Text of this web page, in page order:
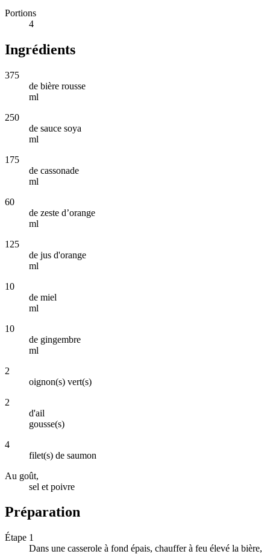
Portions
4
Ingrédients
375
de bière rousse
ml
250
de sauce soya
ml
175
de cassonade
ml
60
de zeste d’orange
ml
125
de jus d'orange
ml
10
de miel
ml
10
de gingembre
ml
2
oignon(s) vert(s)
2
d'ail
gousse(s)
4
filet(s) de saumon
Au goût,
sel et poivre
Préparation
Étape 1
Dans une casserole à fond épais, chauffer à feu élevé la bière,